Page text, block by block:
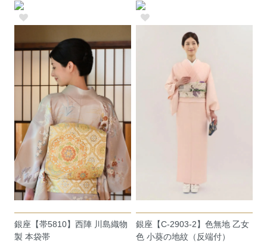
銀座【帯5810】西陣 川島織物
製 本袋帯
銀座【C-2903-2】色無地 乙女
色 小葵の地紋（反端付）